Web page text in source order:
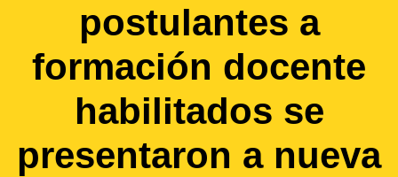
postulantes a
formación docente
habilitados se
presentaron a nueva